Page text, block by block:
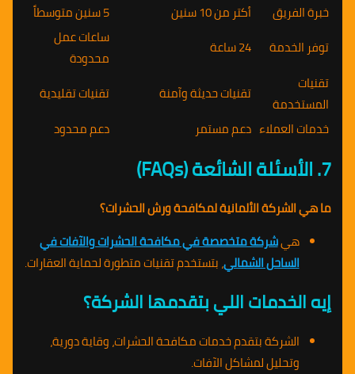
خبرة الفريق
أكتر من 10 سنين
5 سنين متوسطاً
توفر الخدمة
24 ساعة
ساعات عمل
محدودة
تقنيات
المستخدمة
تقنيات حديثة وآمنة
تقنيات تقليدية
خدمات العملاء دعم مستمر دعم محدود
7. الأسئلة الشائعة (FAQs)
ما هي الشركة الألمانية لمكافحة ورش الحشرات؟
هيشركة متخصصة في مكافحة الحشرات والآفات في
الساحل الشمالي، بتستخدم تقنيات متطورة لحماية العقارات.
إيه الخدمات اللي بتقدمها الشركة؟
الشركة بتقدم خدمات مكافحة الحشرات، وقاية دورية،
وتحليل لمشاكل الآفات.